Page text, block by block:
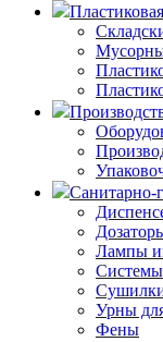
Санитарно-
Лампы
Системы
Урны
Фены